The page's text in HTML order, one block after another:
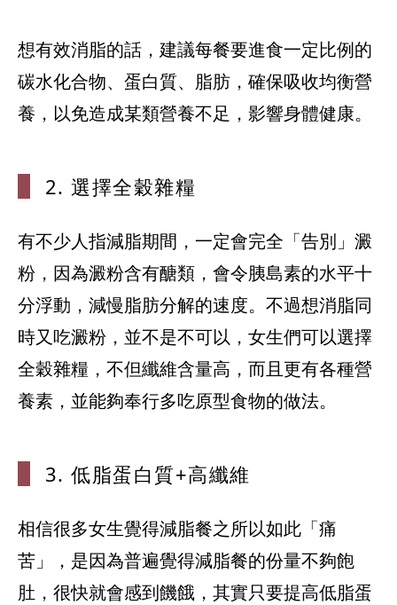
想有效消脂的話，建議每餐要進食一定比例的
碳水化合物、蛋白質、脂肪，確保吸收均衡營
2. 選擇全穀雜糧
有不少人指減脂期間，一定會完全「告別」澱
粉，因為澱粉含有醣類，會令胰島素的水平十
分浮動，減慢脂肪分解的速度。不過想消脂同
時又吃澱粉，並不是不可以，女生們可以選擇
全穀雜糧，不但纖維含量高，而且更有各種營
3. 低脂蛋白質+高纖維
相信很多女生覺得減脂餐之所以如此「痛
苦」，是因為普遍覺得減脂餐的份量不夠飽
肚，很快就會感到饑餓，其實只要提高低脂蛋